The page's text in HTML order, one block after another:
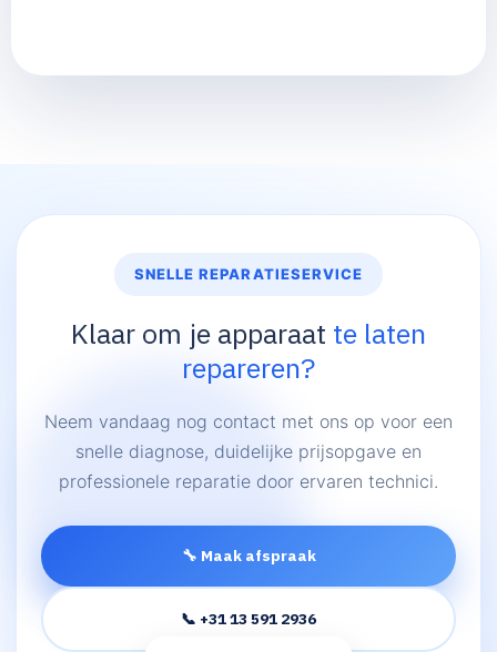
SNELLE REPARATIESERVICE
Klaar om je apparaat te laten
repareren?
Neem vandaag nog contact met ons op voor een
snelle diagnose, duidelijke prijsopgave en
professionele reparatie door ervaren technici.
🔧 Maak afspraak
📞 +31 13 591 2936